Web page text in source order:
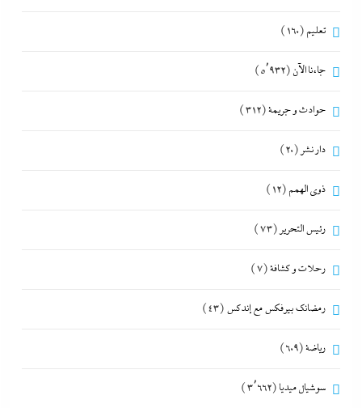
تعليم (160)
جاءنا الآن (5٬932)
حوادث و جريمة(312)
دار نشر (20)
ذوى الهمم (12)
رئيس التحرير (73)
رحلات و كشافة(7)
رمضانك بيرفكس مع إندكس (43)
رياضة(609)
سوشيال ميديا (3٬662)